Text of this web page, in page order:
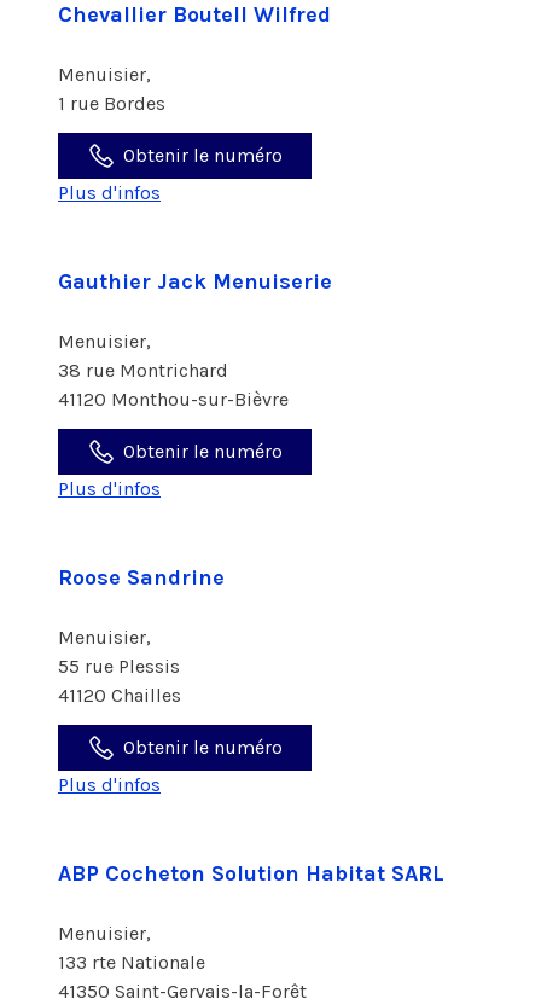
Chevallier Boutell Wilfred
Menuisier,
1 rue Bordes
Obtenir le numéro
Plus d'infos
Gauthier Jack Menuiserie
Menuisier,
38 rue Montrichard
41120 Monthou-sur-Bièvre
Obtenir le numéro
Plus d'infos
Roose Sandrine
Menuisier,
55 rue Plessis
41120 Chailles
Obtenir le numéro
Plus d'infos
ABP Cocheton Solution Habitat SARL
Menuisier,
133 rte Nationale
41350 Saint-Gervais-la-Forêt